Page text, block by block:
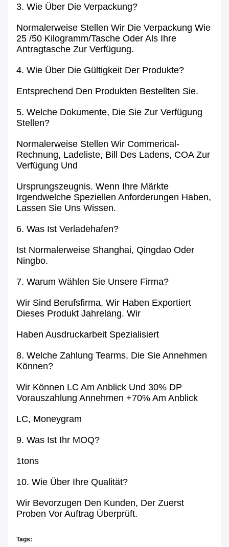
3. Wie Über Die Verpackung?
Normalerweise Stellen Wir Die Verpackung Wie
25 /50 Kilogramm/Tasche Oder Als Ihre
Antragtasche Zur Verfügung.
4. Wie Über Die Gültigkeit Der Produkte?
Entsprechend Den Produkten Bestellten Sie.
5. Welche Dokumente, Die Sie Zur Verfügung
Stellen?
Normalerweise Stellen Wir Commerical-
Rechnung, Ladeliste, Bill Des Ladens, COA Zur
Verfügung Und
Ursprungszeugnis. Wenn Ihre Märkte
Irgendwelche Speziellen Anforderungen Haben,
Lassen Sie Uns Wissen.
6. Was Ist Verladehafen?
Ist Normalerweise Shanghai, Qingdao Oder
Ningbo.
7. Warum Wählen Sie Unsere Firma?
Wir Sind Berufsfirma, Wir Haben Exportiert
Dieses Produkt Jahrelang. Wir
Haben Ausdruckarbeit Spezialisiert
8. Welche Zahlung Tearms, Die Sie Annehmen
Können?
Wir Können LC Am Anblick Und 30% DP
Vorauszahlung Annehmen +70% Am Anblick
LC, Moneygram
9. Was Ist Ihr MOQ?
1tons
10. Wie Über Ihre Qualität?
Wir Bevorzugen Den Kunden, Der Zuerst
Proben Vor Auftrag Überprüft.
Tags: